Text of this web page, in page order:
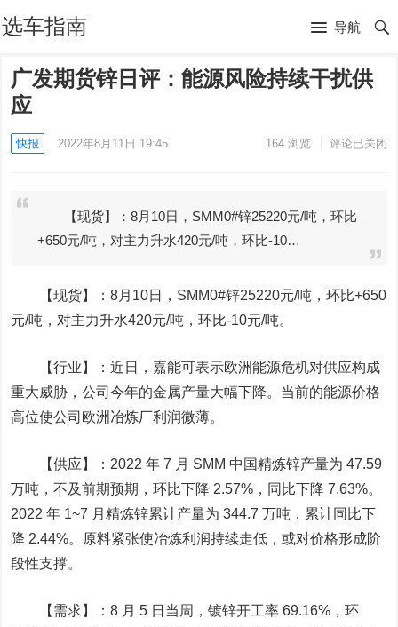
选车指南 导航
广发期货锌日评：能源风险持续干扰供
应
快报 2022年8月11日 19:45 164浏览 评论已关闭
【现货】：8月10日，SMM0#锌25220元/吨，环比
+650元/吨，对主力升水420元/吨，环比-10…
【现货】：8月10日，SMM0#锌25220元/吨，环比+650
元/吨，对主力升水420元/吨，环比-10元/吨。
【行业】：近日，嘉能可表示欧洲能源危机对供应构成
重大威胁，公司今年的金属产量大幅下降。当前的能源价格
高位使公司欧洲冶炼厂利润微薄。
【供应】：2022 年 7 月 SMM 中国精炼锌产量为 47.59
万吨，不及前期预期，环比下降 2.57%，同比下降 7.63%。
2022 年 1~7 月精炼锌累计产量为 344.7 万吨，累计同比下
降 2.44%。原料紧张使冶炼利润持续走低，或对价格形成阶
段性支撑。
【需求】：8 月 5 日当周，镀锌开工率 69.16%，环